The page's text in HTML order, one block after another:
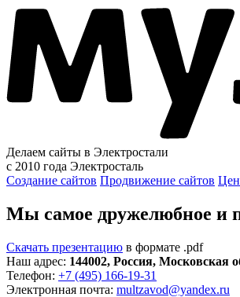
Делаем сайты в Электростали
с 2010 года Электросталь
Создание сайтов Продвижение сайтов
Мы самое дружелюбное и
Скачать презентацию в формате .pdf
Наш адрес: 144002, Россия, Московская
Телефон: +7 (495) 166-19-31
Электронная почта: multzavod@yandex.ru